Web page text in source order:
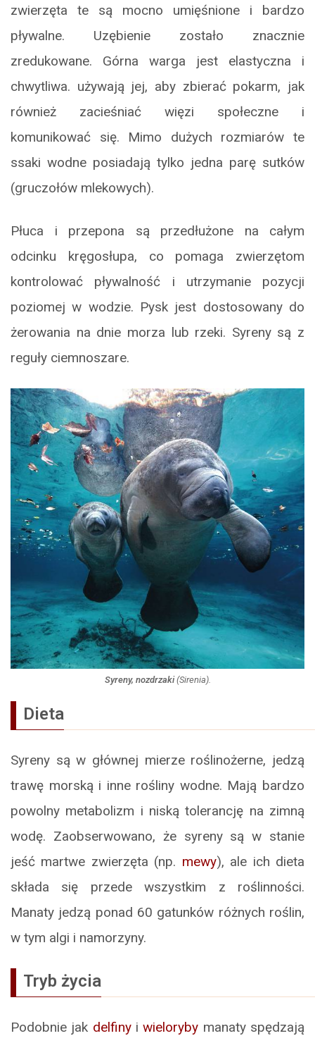
zwierzęta te są mocno umięśnione i bardzo
pływalne. Uzębienie zostało znacznie
zredukowane. Górna warga jest elastyczna i
chwytliwa. używają jej, aby zbierać pokarm, jak
również zacieśniać więzi społeczne i
komunikować się. Mimo dużych rozmiarów te
ssaki wodne posiadają tylko jedna parę sutków
(gruczołów mlekowych).
Płuca i przepona są przedłużone na całym
odcinku kręgosłupa, co pomaga zwierzętom
kontrolować pływalność i utrzymanie pozycji
poziomej w wodzie. Pysk jest dostosowany do
żerowania na dnie morza lub rzeki. Syreny są z
reguły ciemnoszare.
Syreny, nozdrzaki(Sirenia).
Dieta
Syreny są w głównej mierze roślinożerne, jedzą
trawę morską i inne rośliny wodne. Mają bardzo
powolny metabolizm i niską tolerancję na zimną
wodę. Zaobserwowano, że syreny są w stanie
jeść martwe zwierzęta (np. mewy), ale ich dieta
składa się przede wszystkim z roślinności.
Manaty jedzą ponad 60 gatunków różnych roślin,
w tym algi i namorzyny.
Tryb życia
Podobnie jak delfinyiwieloryby manaty spędzają